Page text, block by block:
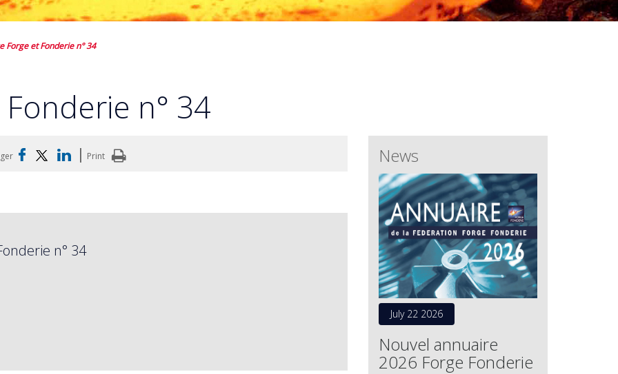
Forge et Fonderie n° 34
n° 34
| Print
n° 34
News
July 22 2026
Nouvel annuaire
2026 Forge Fonderie